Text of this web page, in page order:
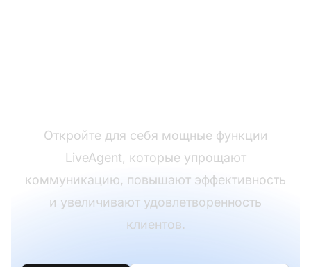
Откройте для себя мощные функции
LiveAgent, которые упрощают
коммуникацию, повышают эффективность
и увеличивают удовлетворенность
клиентов.